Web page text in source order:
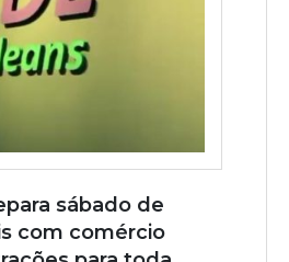
sábado de
com comércio